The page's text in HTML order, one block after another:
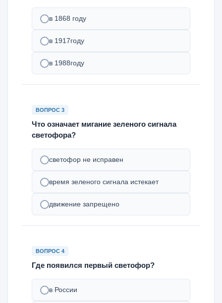
в 1868 году
в 1917году
в 1988году
ВОПРОС 3
Что означает мигание зеленого сигнала
светофора?
cветофор не исправен
время зеленого сигнала истекает
движение запрещено
ВОПРОС 4
Где появился первый светофор?
в России